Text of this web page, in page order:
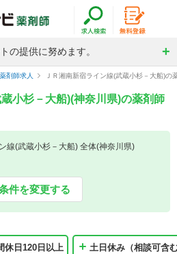
の提供に努めます。
剤師求人 ＪＲ湘南新宿ライン線(武蔵小杉－大船)の
小杉－大船)(神奈川県)の薬剤師
線(武蔵小杉－大船) 全体(神奈川県)
件を変更する
休日120日以上 土日休み（相談可含